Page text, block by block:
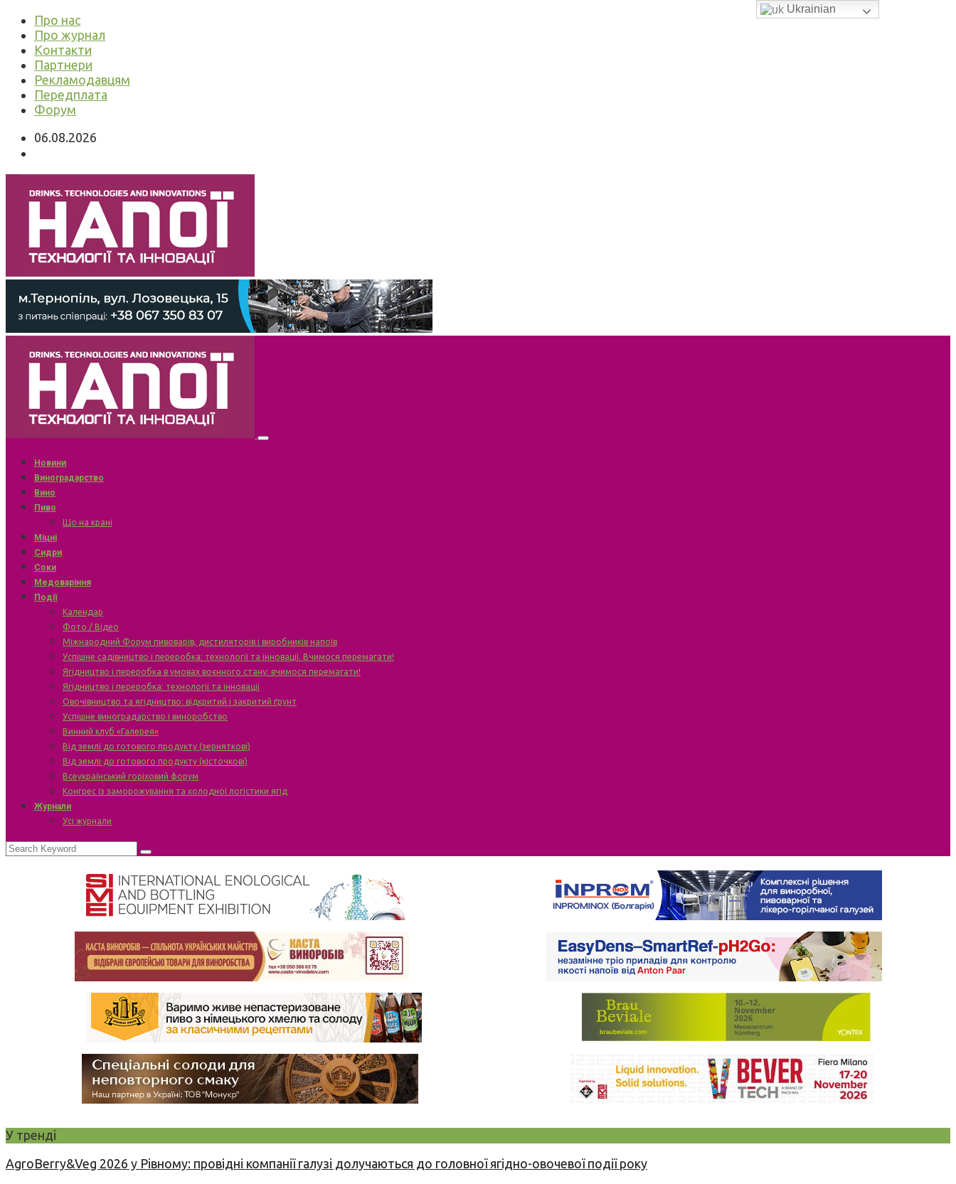
Про нас
Про журнал
Контакти
Партнери
Рекламодавцям
Передплата
Форум
06.08.2026
Новини
Виноградарство
Вино
Пиво
Що на крані
Міцні
Сидри
Соки
Медоваріння
Події
Календар
Фото / Відео
Міжнародний Форум пивоварів, дистиляторів і виробників напоїв
Успішне садівництво і переробка: технології та інновації. Вчимося перемагати!
Ягідництво і переробка в умовах воєнного стану: вчимося перемагати!
Ягідництво і переробка: технології та інновації
Овочівництво та ягідництво: відкритий і закритий ґрунт
Успішне виноградарство і виноробство
Винний клуб «Галерея»
Від землі до готового продукту (зерняткові)
Від землі до готового продукту (кісточкові)
Всеукраїнський горіховий форум
Конгрес із заморожування та холодної логістики ягід
Журнали
Усі журнали
У тренді
AgroBerry&Veg 2026 у Рівному: провідні компанії галузі долучаються до головної ягідно-овочевої події року
Ukrainian